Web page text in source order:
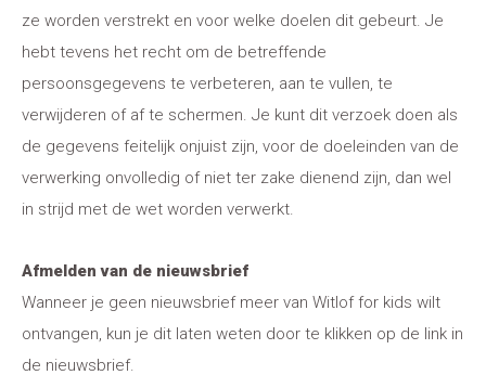
ze worden verstrekt en voor welke doelen dit gebeurt. Je
hebt tevens het recht om de betreffende
persoonsgegevens te verbeteren, aan te vullen, te
verwijderen of af te schermen. Je kunt dit verzoek doen als
de gegevens feitelijk onjuist zijn, voor de doeleinden van de
verwerking onvolledig of niet ter zake dienend zijn, dan wel
in strijd met de wet worden verwerkt.
Afmelden van de nieuwsbrief
Wanneer je geen nieuwsbrief meer van Witlof for kids wilt
ontvangen, kun je dit laten weten door te klikken op de link in
de nieuwsbrief.